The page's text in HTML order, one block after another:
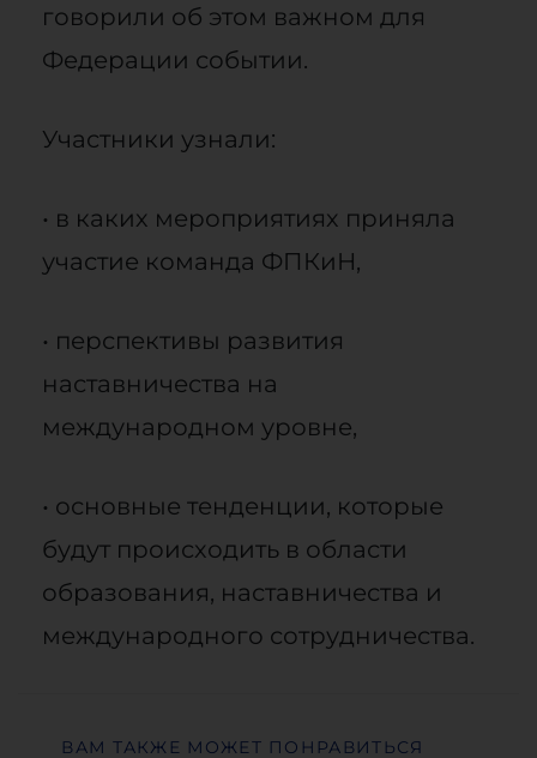
говорили об этом важном для
Федерации событии.
Участники узнали:
• в каких мероприятиях приняла
участие команда ФПКиН,
• перспективы развития
наставничества на
международном уровне,
• основные тенденции, которые
будут происходить в области
образования, наставничества и
международного сотрудничества.
ВАМ ТАКЖЕ МОЖЕТ ПОНРАВИТЬСЯ